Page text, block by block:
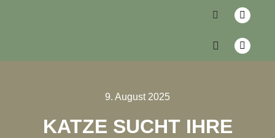
9. August 2025
KATZE SUCHT IHRE